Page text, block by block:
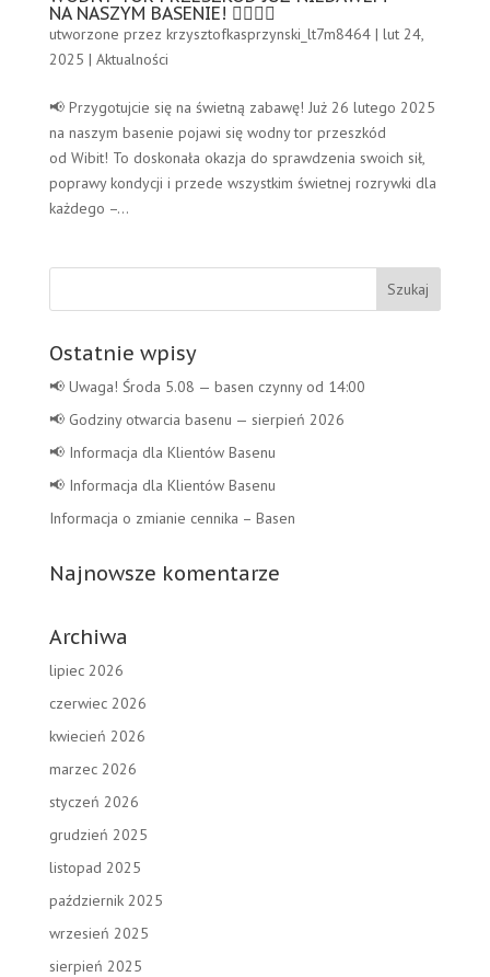
NA NASZYM BASENIE! 🏊‍♂️💦🎉
utworzone przez krzysztofkasprzynski_lt7m8464| lut 24,
2025 | Aktualności
📢 Przygotujcie się na świetną zabawę! Już 26 lutego 2025
na naszym basenie pojawi się wodny tor przeszkód
od Wibit! To doskonała okazja do sprawdzenia swoich sił,
poprawy kondycji i przede wszystkim świetnej rozrywki dla
każdego –...
Szukaj:
Ostatnie wpisy
📢 Uwaga! Środa 5.08 — basen czynny od 14:00
📢 Godziny otwarcia basenu — sierpień 2026
📢 Informacja dla Klientów Basenu
📢 Informacja dla Klientów Basenu
Informacja o zmianie cennika – Basen
Najnowsze komentarze
Archiwa
lipiec 2026
czerwiec 2026
kwiecień 2026
marzec 2026
styczeń 2026
grudzień 2025
listopad 2025
październik 2025
wrzesień 2025
sierpień 2025